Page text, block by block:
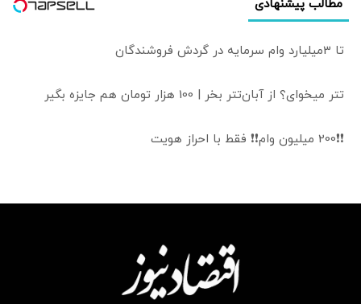
مطالب پیشنهادی
تا 3میلیارد وام سرمایه در گردش فروشندگان
تتر میخوای؟ از آبان‌تتر بخر | 100 هزار تومان هم جایزه بگیر
❗❗200 میلیون وام❗❗ فقط با احراز هویت